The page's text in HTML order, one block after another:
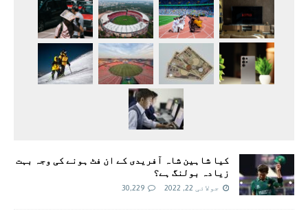
کیا شاہین شاہ آفریدی کے ان فٹ ہونے کی وجہ بہت
زیادہ بولنگ ہے؟
جولائی 22, 2022 30,229